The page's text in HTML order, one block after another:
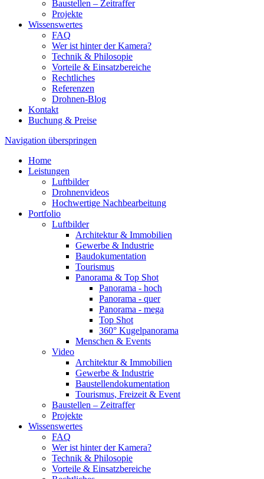
Baustellen – Zeitraffer
Projekte
Wissenswertes
FAQ
Wer ist hinter der Kamera?
Technik & Philosopie
Vorteile & Einsatzbereiche
Rechtliches
Referenzen
Drohnen-Blog
Kontakt
Buchung & Preise
Navigation überspringen
Home
Leistungen
Luftbilder
Drohnenvideos
Hochwertige Nachbearbeitung
Portfolio
Luftbilder
Architektur & Immobilien
Gewerbe & Industrie
Baudokumentation
Tourismus
Panorama & Top Shot
Panorama - hoch
Panorama - quer
Panorama - mega
Top Shot
360° Kugelpanorama
Menschen & Events
Video
Architektur & Immobilien
Gewerbe & Industrie
Baustellendokumentation
Tourismus, Freizeit & Event
Baustellen – Zeitraffer
Projekte
Wissenswertes
FAQ
Wer ist hinter der Kamera?
Technik & Philosopie
Vorteile & Einsatzbereiche